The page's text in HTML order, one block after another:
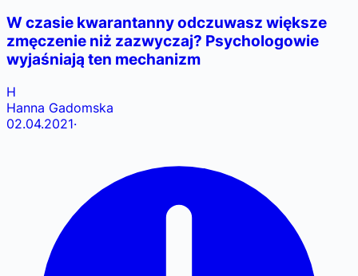
W czasie kwarantanny odczuwasz większe
zmęczenie niż zazwyczaj? Psychologowie
wyjaśniają ten mechanizm
H
Hanna Gadomska
02.04.2021·